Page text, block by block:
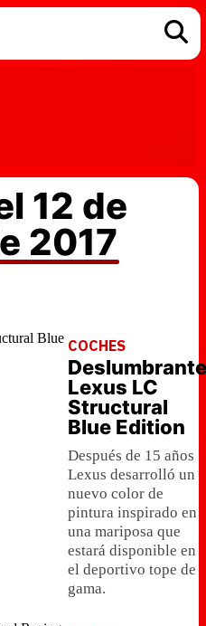
12 de
2017
COCHES
Deslumbrante
Lexus LC
Structural
Blue Edition
Después de 15 años
Lexus desarrolló un
nuevo color de
pintura inspirado en
una mariposa que
estará disponible en
el deportivo tope de
gama.